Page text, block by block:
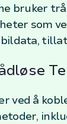
bruker
som
ved å